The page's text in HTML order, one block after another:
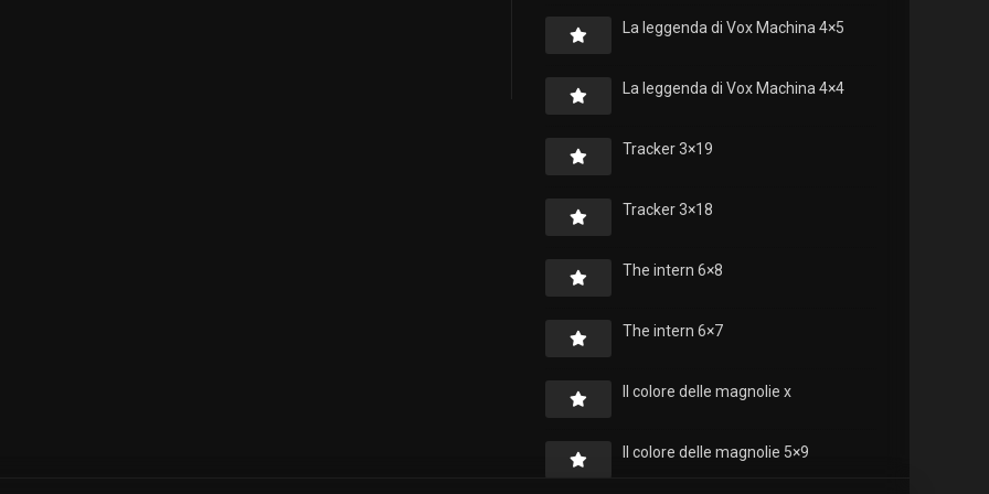
La leggenda di Vox Machina 4×5
La leggenda di Vox Machina 4×4
Tracker 3×19
Tracker 3×18
The intern 6×8
The intern 6×7
Il colore delle magnolie x
Il colore delle magnolie 5×9